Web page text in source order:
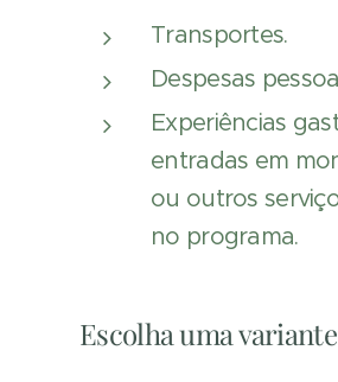
Transportes.
Despesas
Experiências
entradas em
ou outros
no programa.
Escolha uma